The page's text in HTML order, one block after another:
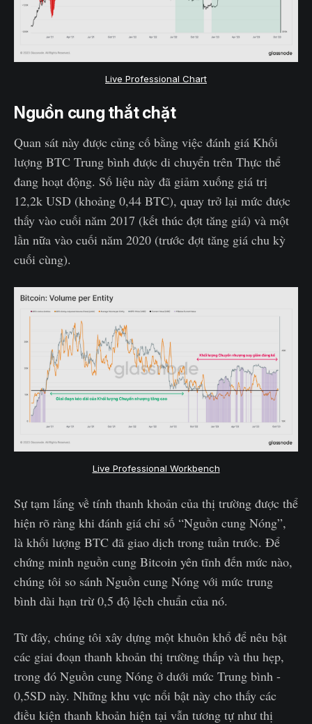
Live Professional Chart
Nguồn cung thắt chặt
Quan sát này được củng cố bằng việc đánh giá Khối
lượng BTC Trung bình được di chuyển trên Thực thể
đang hoạt động. Số liệu này đã giảm xuống giá trị
12,2k USD (khoảng 0,44 BTC), quay trở lại mức được
thấy vào cuối năm 2017 (kết thúc đợt tăng giá) và một
lần nữa vào cuối năm 2020 (trước đợt tăng giá chu kỳ
cuối cùng).
Live Professional Workbench
Sự tạm lắng về tính thanh khoản của thị trường được thể
hiện rõ ràng khi đánh giá chỉ số “Nguồn cung Nóng”,
là khối lượng BTC đã giao dịch trong tuần trước. Để
chứng minh nguồn cung Bitcoin yên tĩnh đến mức nào,
chúng tôi so sánh Nguồn cung Nóng với mức trung
bình dài hạn trừ 0,5 độ lệch chuẩn của nó.
Từ đây, chúng tôi xây dựng một khuôn khổ để nêu bật
các giai đoạn thanh khoản thị trường thấp và thu hẹp,
trong đó Nguồn cung Nóng ở dưới mức Trung bình -
0,5SD này. Những khu vực nổi bật này cho thấy các
điều kiện thanh khoản hiện tại vẫn tương tự như thị